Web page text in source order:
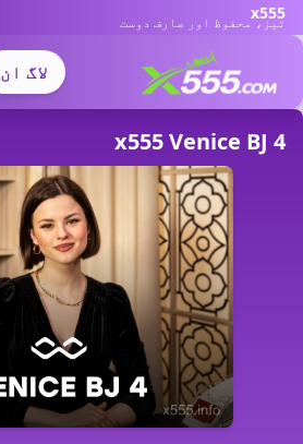
x555
تیز، محفوظ اور صارف دوست
لاگ ان
x555 Venice BJ 4